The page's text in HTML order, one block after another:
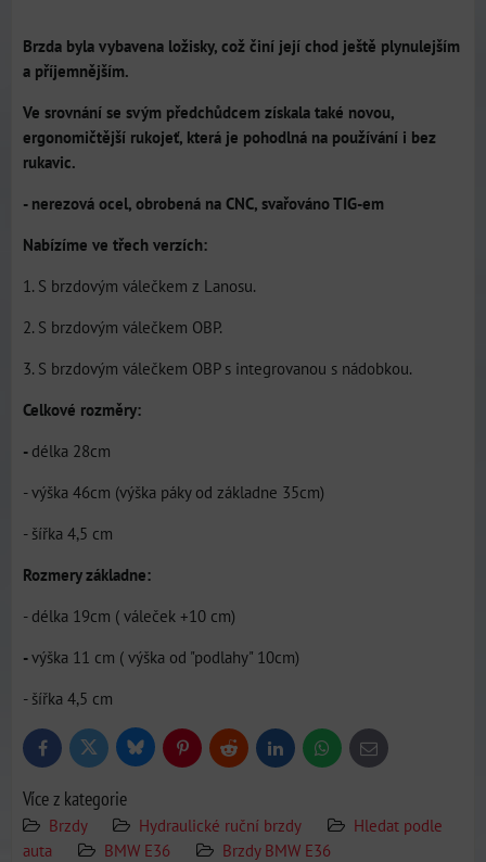
Brzda byla vybavena ložisky, což činí její chod ještě plynulejším
a příjemnějším.
Ve srovnání se svým předchůdcem získala také novou,
ergonomičtější rukojeť, která je pohodlná na používání i bez
rukavic.
- nerezová ocel, obrobená na CNC, svařováno TIG-em
Nabízíme ve třech verzích:
1. S brzdovým válečkem z Lanosu.
2. S brzdovým válečkem OBP.
3. S brzdovým válečkem OBP s integrovanou s nádobkou.
Celkové rozměry:
- délka 28cm
- výška 46cm (výška páky od základne 35cm)
- šířka 4,5 cm
Rozmery základne:
- délka 19cm ( váleček +10 cm)
-výška 11 cm ( výška od "podlahy" 10cm)
- šířka 4,5 cm
FacebookTwitter BlueskyPinterestReddit LinkedInWhatsApp
E-
mail
Více z kategorie
Brzdy Hydraulické ruční brzdy
Hledat podle
auta
BMW E36
Brzdy BMW E36